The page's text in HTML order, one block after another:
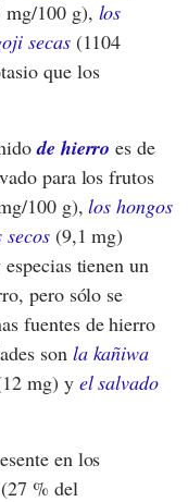
100 g), los
secas(1104
que los
de hierro es de
para los frutos
100 g),los hongos
secos(9,1 mg)
tienen un
pero sólo se
fuentes de hierro
son la kañiwa
mg) y el salvado
en los
% del